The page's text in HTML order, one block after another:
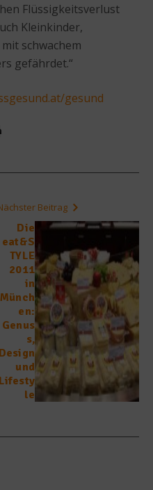
Flüssigkeitsverlust
Kleinkinder,
schwachem
gefährdet.“
gesund
Beitrag
Die
eat&S
TYLE
2011
in
Münch
en:
Genus
s,
Design
und
Lifesty
le